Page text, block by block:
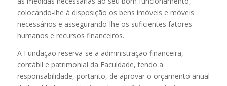
colocando-lhe à disposição os bens imóveis e móveis
necessários e assegurando-lhe os suficientes fatores
humanos e recursos financeiros.
A Fundação reserva-se a administração financeira,
contábil e patrimonial da Faculdade, tendo a
responsabilidade, portanto, de aprovar o orçamento anual